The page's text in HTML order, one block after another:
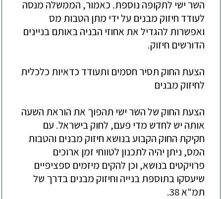
השר ישי לתקופה נוספת. כאמור, הממשלה מנסה
לעודד חיזוק מבנים על ידי מתן הטבות מס
ואפשרות להגדיל את אחוזי הבניה באותם בניינים
הדורשים חיזוק.
הצעת החוק תסיר חסמים ותעודד כדאיות כלכלית
לחיזוק מבנים
הצעת החוק של השר ישי תהפוך את הוראת השעה
אותה יש לחדש מדי פעם, לחוק בישראל. עם
חקיקת החוק הקבוע בנושא חיזוק מבנים והטבות
המס, ניתן יהיה לתכנון לטווחי זמן ארוכים
פרויקטים בנושא, וכן להקים מיזמים ספציפיים
שיעסקו בתוספת בנייה וחיזוק מבנים בדרך של
תמ"א 38.